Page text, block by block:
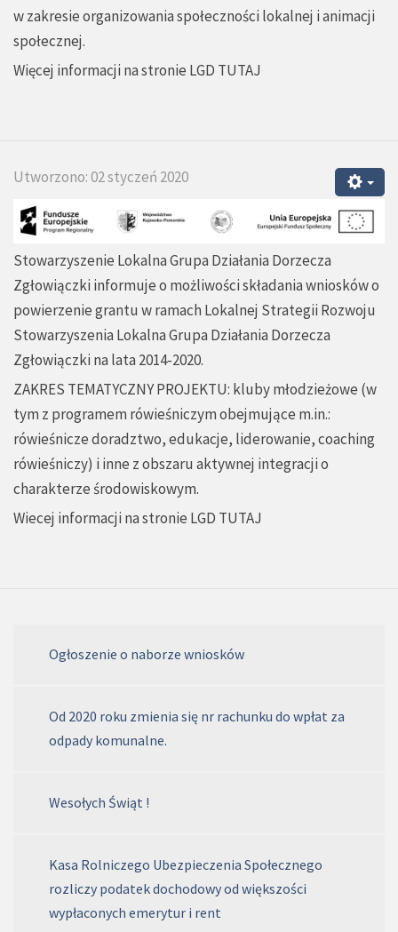
w zakresie organizowania społeczności lokalnej i animacji
społecznej.
Więcej informacji na stronie LGD TUTAJ
Utworzono: 02 styczeń 2020
Stowarzyszenie Lokalna Grupa Działania Dorzecza
Zgłowiączki informuje o możliwości składania wniosków o
powierzenie grantu w ramach Lokalnej Strategii Rozwoju
Stowarzyszenia Lokalna Grupa Działania Dorzecza
Zgłowiączki na lata 2014-2020.
ZAKRES TEMATYCZNY PROJEKTU: kluby młodzieżowe (w
tym z programem rówieśniczym obejmujące m.in.:
rówieśnicze doradztwo, edukacje, liderowanie, coaching
rówieśniczy) i inne z obszaru aktywnej integracji o
charakterze środowiskowym.
Wiecej informacji na stronie LGD TUTAJ
Ogłoszenie o naborze wniosków
Od 2020 roku zmienia się nr rachunku do wpłat za
odpady komunalne.
Wesołych Świąt !
Kasa Rolniczego Ubezpieczenia Społecznego
rozliczy podatek dochodowy od większości
wypłaconych emerytur i rent